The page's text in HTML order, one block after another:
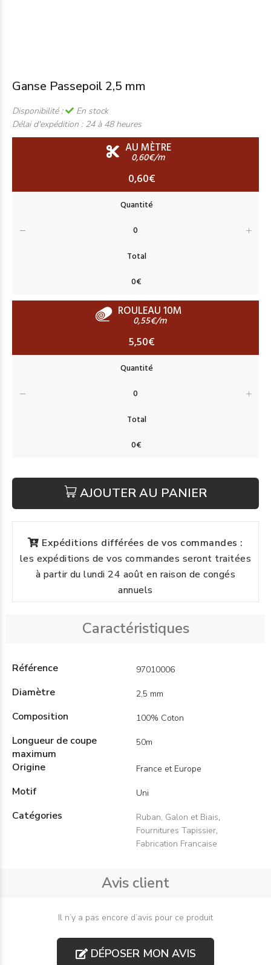
Ganse Passepoil 2,5 mm
Disponibilité :
En stock
Délai d'expédition : 24 à 48 heures
AU MÈTRE
0,60€/m
0,60€
ROULEAU 10M
0,55€/m
5,50€
AJOUTER AU PANIER
Expéditions différées de vos commandes :
les expéditions de vos commandes seront traitées
à partir du lundi 24 août en raison de congés
annuels
Caractéristiques
Référence 97010006
Diamètre 2,5 mm
Composition 100% Coton
Longueur de coupe
maximum
50m
Origine France et Europe
Motif Uni
Catégories Ruban, Galon et Biais,
Fournitures Tapissier,
Fabrication Francaise
Avis client
Il n’y a pas encore d’avis pour ce produit
DÉPOSER MON AVIS